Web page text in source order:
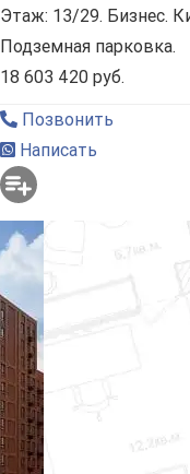
Этаж: 13/29. Бизнес.
Подземная парковка.
18 603 420 руб.
Позвонить
Написать